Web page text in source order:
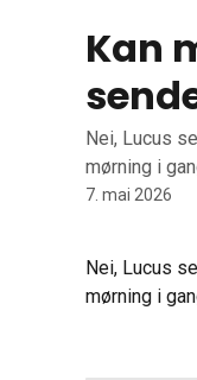
Kan
Nei, Lucus
mørning i
7. mai 2026
Nei, Lucus
mørning i